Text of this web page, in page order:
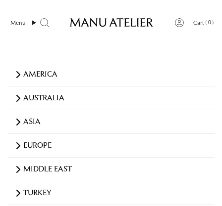
content
Menu Cart 0
AMERICA
AUSTRALIA
ASIA
EUROPE
MIDDLE EAST
TURKEY